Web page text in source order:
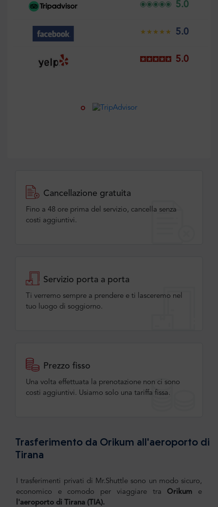
5.0
5.0
5.0
Cancellazione gratuita
Fino a 48 ore prima del servizio, cancella senza
costi aggiuntivi.
Servizio porta a porta
Ti verremo sempre a prendere e ti lasceremo nel
tuo luogo di soggiorno.
Prezzo fisso
Una volta effettuata la prenotazione non ci sono
costi aggiuntivi. Usiamo solo una tariffa fissa.
Trasferimento da Orikum all'aeroporto di
Tirana
I trasferimenti privati di Mr.Shuttle sono un modo sicuro,
economico e comodo per viaggiare tra
Orikum
e
l'aeroporto di Tirana (TIA).